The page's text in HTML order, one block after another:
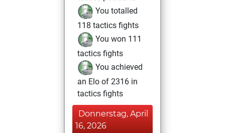
You totalled
118 tactics fights
You won 111
tactics fights
You achieved
an Elo of 2316 in
tactics fights
Donnerstag, April
16, 2026